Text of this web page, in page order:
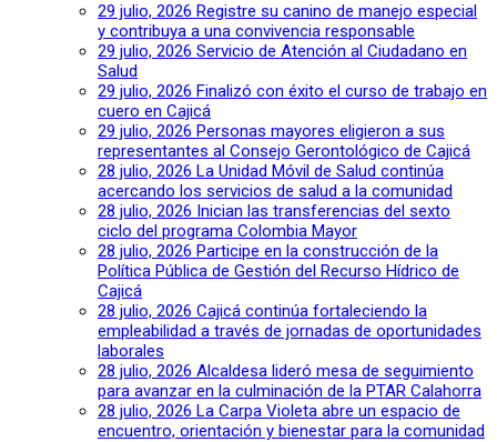
29 julio, 2026 Registre su canino de manejo especial
y contribuya a una convivencia responsable
29 julio, 2026 Servicio de Atención al Ciudadano en
Salud
29 julio, 2026 Finalizó con éxito el curso de trabajo en
cuero en Cajicá
29 julio, 2026 Personas mayores eligieron a sus
representantes al Consejo Gerontológico de Cajicá
28 julio, 2026 La Unidad Móvil de Salud continúa
acercando los servicios de salud a la comunidad
28 julio, 2026 Inician las transferencias del sexto
ciclo del programa Colombia Mayor
28 julio, 2026 Participe en la construcción de la
Política Pública de Gestión del Recurso Hídrico de
Cajicá
28 julio, 2026 Cajicá continúa fortaleciendo la
empleabilidad a través de jornadas de oportunidades
laborales
28 julio, 2026 Alcaldesa lideró mesa de seguimiento
para avanzar en la culminación de la PTAR Calahorra
28 julio, 2026 La Carpa Violeta abre un espacio de
encuentro, orientación y bienestar para la comunidad